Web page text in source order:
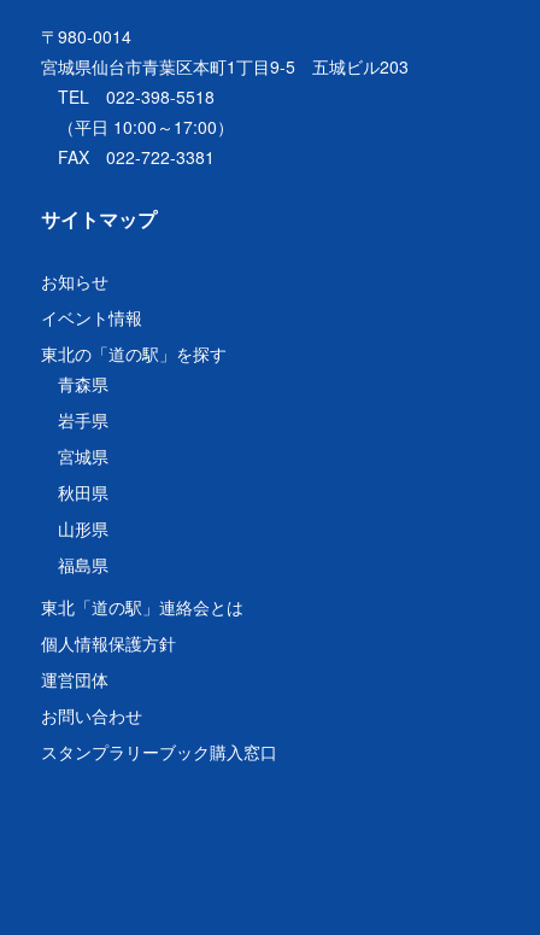
〒980-0014
宮城県仙台市青葉区本町1丁目9-5 五城ビル203
TEL 022-398-5518
（平日 10:00～17:00）
FAX 022-722-3381
サイトマップ
お知らせ
イベント情報
東北の「道の駅」を探す
青森県
岩手県
宮城県
秋田県
山形県
福島県
東北「道の駅」連絡会とは
個人情報保護方針
運営団体
お問い合わせ
スタンプラリーブック購入窓口